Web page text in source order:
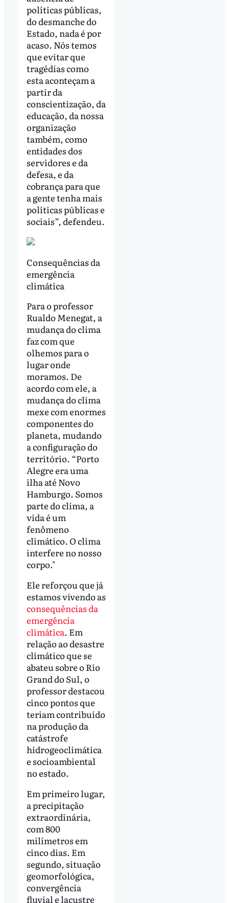
políticas públicas,
do desmanche do
Estado, nada é por
acaso. Nós temos
que evitar que
tragédias como
esta aconteçam a
partir da
conscientização, da
educação, da nossa
organização
também, como
entidades dos
servidores e da
defesa, e da
cobrança para que
a gente tenha mais
políticas públicas e
sociais”, defendeu.
Consequências da
emergência
climática
Para o professor
Rualdo Menegat, a
mudança do clima
faz com que
olhemos para o
lugar onde
moramos. De
acordo com ele, a
mudança do clima
mexe com enormes
componentes do
planeta, mudando
a configuração do
território. “Porto
Alegre era uma
ilha até Novo
Hamburgo. Somos
parte do clima, a
vida é um
fenômeno
climático. O clima
interfere no nosso
corpo."
Ele reforçou que já
estamos vivendo as
consequências da
emergência
climática. Em
relação ao desastre
climático que se
abateu sobre o Rio
Grand do Sul, o
professor destacou
cinco pontos que
teriam contribuído
na produção da
catástrofe
hidrogeoclimática
e socioambiental
no estado.
Em primeiro lugar,
a precipitação
extraordinária,
com 800
milímetros em
cinco dias. Em
segundo, situação
geomorfológica,
convergência
fluvial e lacustre